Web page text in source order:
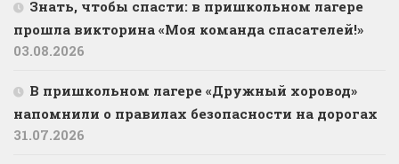
Знать, чтобы спасти: в пришкольном лагере
прошла викторина «Моя команда спасателей!»
03.08.2026
В пришкольном лагере «Дружный хоровод»
напомнили о правилах безопасности на дорогах
31.07.2026